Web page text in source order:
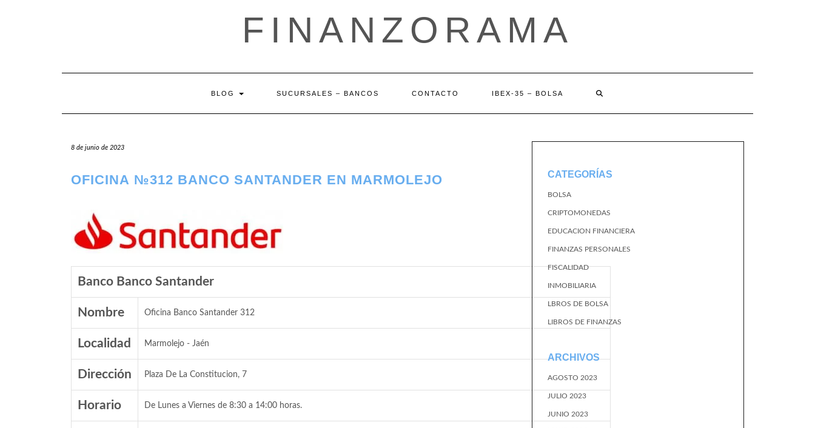
FINANZORAMA
BLOG SUCURSALES – BANCOS CONTACTO IBEX-35 – BOLSA
8 de junio de 2023
OFICINA №312 BANCO SANTANDER EN MARMOLEJO
Banco Banco Santander
Nombre Oficina Banco Santander 312
Localidad Marmolejo - Jaén
Dirección Plaza De La Constitucion, 7
Horario De Lunes a Viernes de 8:30 a 14:00 horas.
CATEGORÍAS
BOLSA
CRIPTOMONEDAS
EDUCACION FINANCIERA
FINANZAS PERSONALES
FISCALIDAD
INMOBILIARIA
LBROS DE BOLSA
LIBROS DE FINANZAS
ARCHIVOS
AGOSTO 2023
JULIO 2023
JUNIO 2023